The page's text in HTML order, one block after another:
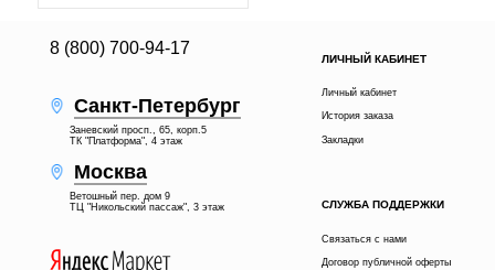
8 (800) 700-94-17
Санкт-Петербург
Заневский просп., 65, корп.5
ТК "Платформа", 4 этаж
Москва
Ветошный пер. дом 9
ТЦ "Никольский пассаж", 3 этаж
ЛИЧНЫЙ КАБИНЕТ
Личный кабинет
История заказа
Закладки
СЛУЖБА ПОДДЕРЖКИ
Связаться с нами
Договор публичной оферты